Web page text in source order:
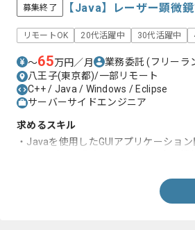
募集終了 【Java】レーザー顕微
リモートOK 20代活躍中 30代活躍中
〜65万円／月 業務委託(フリーラ
八王子(東京都)/一部リモート
C++ / Java / Windows / Eclipse
サーバーサイドエンジニア
求めるスキル
・Javaを使用したGUIアプリケーショ